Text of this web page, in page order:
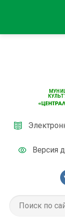
Версия